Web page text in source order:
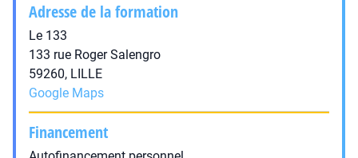
Adresse de la formation
Le 133
133 rue Roger Salengro
59260, LILLE
Google Maps
Financement